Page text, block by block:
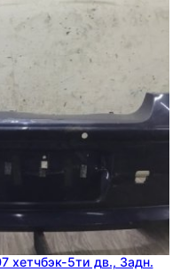
хетчбэк-5ти дв., Задн.